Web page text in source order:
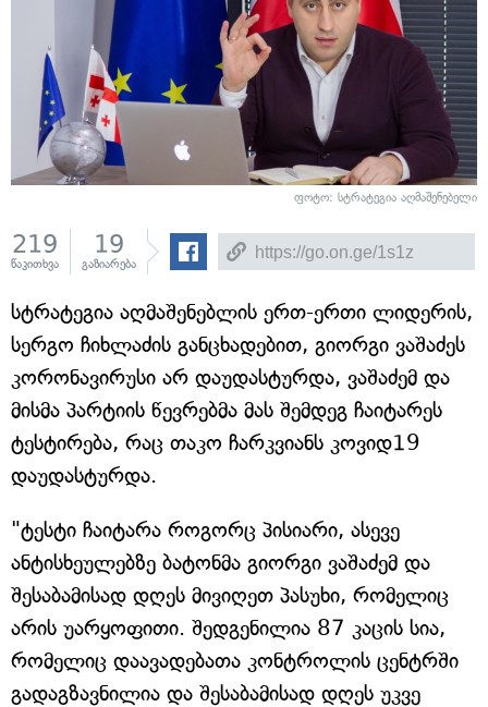
ფოტო: სტრატეგია აღმაშენებელი
219
წაკითხვა
19
გაზიარება
სტრატეგია აღმაშენებლის ერთ-ერთი ლიდერის,
სერგო ჩიხლაძის განცხადებით, გიორგი ვაშაძეს
კორონავირუსი არ დაუდასტურდა, ვაშაძემ და
მისმა პარტიის წევრებმა მას შემდეგ ჩაიტარეს
ტესტირება, რაც თაკო ჩარკვიანს კოვიდ19
დაუდასტურდა.
"ტესტი ჩაიტარა როგორც პისიარი, ასევე
ანტისხეულებზე ბატონმა გიორგი ვაშაძემ და
შესაბამისად დღეს მივიღეთ პასუხი, რომელიც
არის უარყოფითი. შედგენილია 87 კაცის სია,
რომელიც დაავადებათა კონტროლის ცენტრში
გადაგზავნილია და შესაბამისად დღეს უკვე